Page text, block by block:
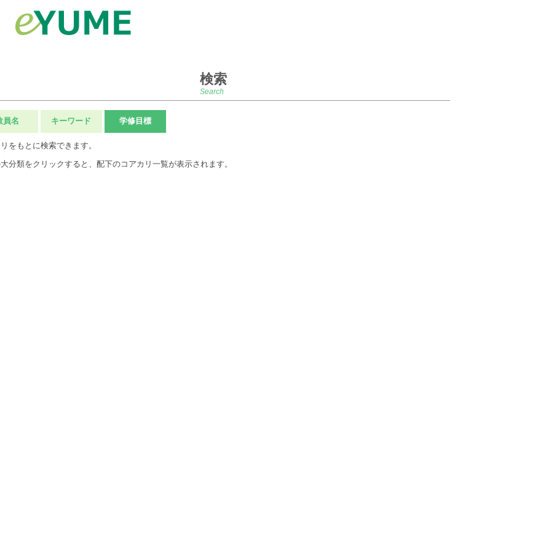
検索
Search
員名 キーワード 学修目標
をもとに検索できます。
分類をクリックすると、配下のコアカリ一覧が表示されます。